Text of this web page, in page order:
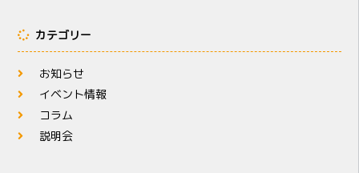
カテゴリー
お知らせ
イベント情報
コラム
説明会